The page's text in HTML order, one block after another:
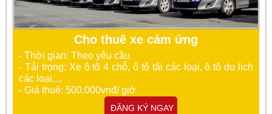
Cho thuê xe cảm ứng
- Thời gian: Theo yêu cầu
- Tải trọng: Xe ô tô 4 chỗ, ô tô tải các loại, ô tô du lịch
các loại,...
- Giá thuê: 500.000vnđ/ giờ
ĐĂNG KÝ NGAY